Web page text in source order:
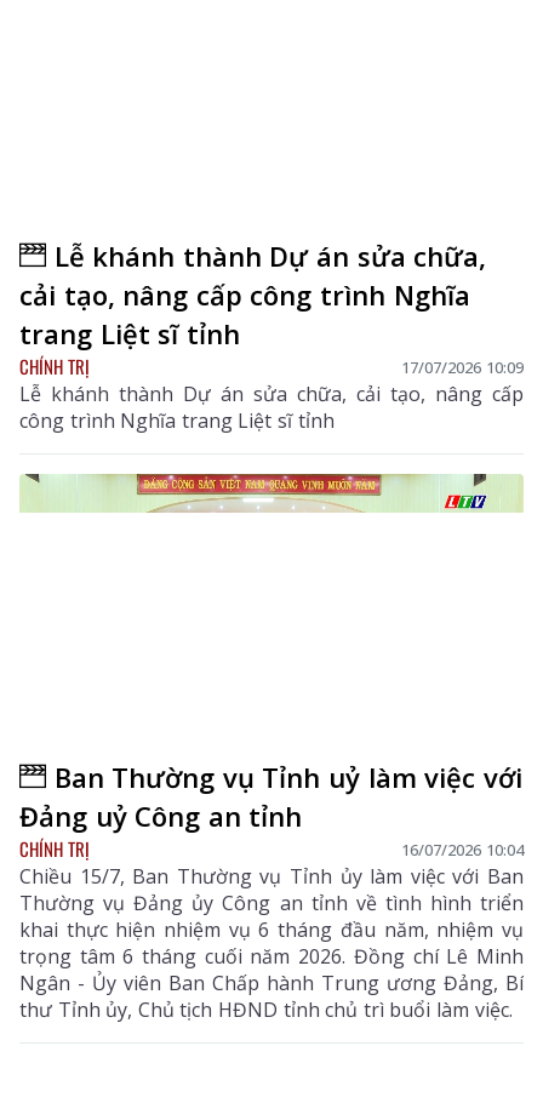
Lễ khánh thành Dự án sửa chữa,
cải tạo, nâng cấp công trình Nghĩa
trang Liệt sĩ tỉnh
CHÍNH TRỊ 17/07/2026 10:09
Lễ khánh thành Dự án sửa chữa, cải tạo, nâng cấp
công trình Nghĩa trang Liệt sĩ tỉnh
Ban Thường vụ Tỉnh uỷ làm việc với
Đảng uỷ Công an tỉnh
CHÍNH TRỊ 16/07/2026 10:04
Chiều 15/7, Ban Thường vụ Tỉnh ủy làm việc với Ban
Thường vụ Đảng ủy Công an tỉnh về tình hình triển
khai thực hiện nhiệm vụ 6 tháng đầu năm, nhiệm vụ
trọng tâm 6 tháng cuối năm 2026. Đồng chí Lê Minh
Ngân - Ủy viên Ban Chấp hành Trung ương Đảng, Bí
thư Tỉnh ủy, Chủ tịch HĐND tỉnh chủ trì buổi làm việc.